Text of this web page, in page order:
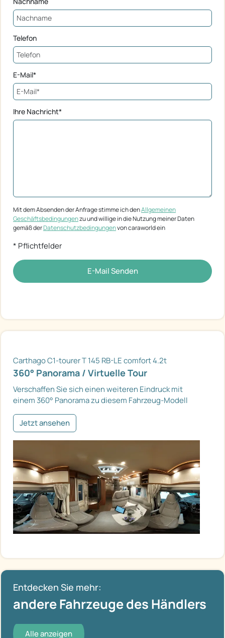
Telefon
E-Mail*
Ihre Nachricht*
Mit dem Absenden der Anfrage stimme ich denAllgemeinen
Geschäftsbedingungenzu und willige in die Nutzung meiner Daten
gemäß derDatenschutzbedingungenvon caraworld ein
* Pflichtfelder
E-Mail Senden
Carthago C1-tourer T 145 RB-LE comfort 4.2t
360° Panorama / Virtuelle Tour
Verschaffen Sie sich einen weiteren Eindruck mit
einem 360° Panorama zu diesem Fahrzeug-Modell
Jetzt ansehen
Entdecken Sie mehr:
andere Fahrzeuge des Händlers
Alle anzeigen